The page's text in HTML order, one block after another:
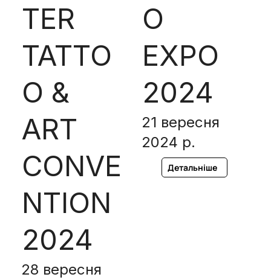
TER
TATTO
O &
ART
CONVE
NTION
2024
28 вересня
O
EXPO
2024
21 вересня
2024 р.
Детальніше